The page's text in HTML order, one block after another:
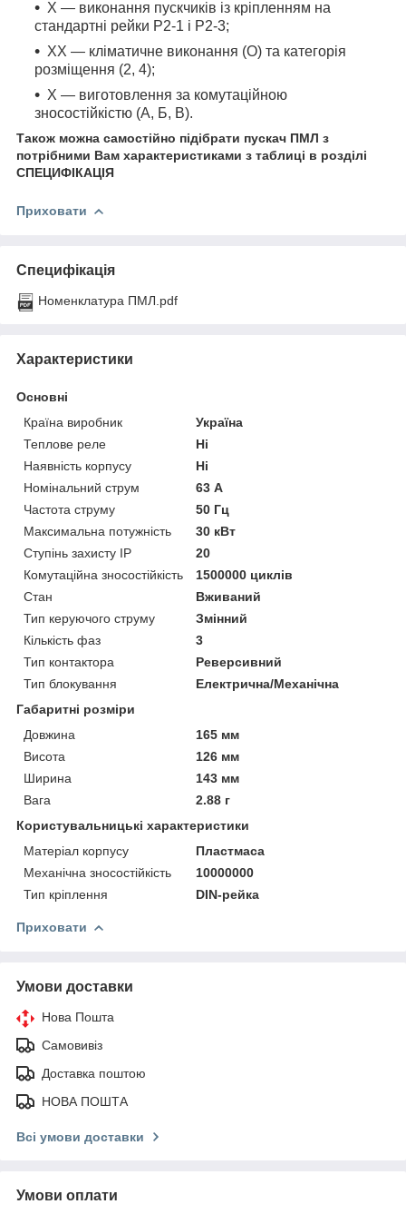
X — виконання пускчиків із кріпленням на
стандартні рейки Р2-1 і Р2-3;
XX — кліматичне виконання (О) та категорія
розміщення (2, 4);
X — виготовлення за комутаційною
зносостійкістю (А, Б, В).
Також можна самостійно підібрати пускач ПМЛ з
потрібними Вам характеристиками з таблиці в розділі
СПЕЦИФІКАЦІЯ
Приховати
Специфікація
Номенклатура ПМЛ.pdf
Характеристики
Основні
Країна виробник
Україна
Теплове реле
Ні
Наявність корпусу
Ні
Номінальний струм
63 А
Частота струму
50 Гц
Максимальна потужність
30 кВт
Ступінь захисту IP
20
Комутаційна зносостійкість
1500000 циклів
Стан
Вживаний
Тип керуючого струму
Змінний
Кількість фаз
3
Тип контактора
Реверсивний
Тип блокування
Електрична/Механічна
Габаритні розміри
Довжина
165 мм
Висота
126 мм
Ширина
143 мм
Вага
2.88 г
Користувальницькі характеристики
Матеріал корпусу
Пластмаса
Механічна зносостійкість
10000000
Тип кріплення
DIN-рейка
Приховати
Умови доставки
Нова Пошта
Самовивіз
Доставка поштою
НОВА ПОШТА
Всі умови доставки
Умови оплати